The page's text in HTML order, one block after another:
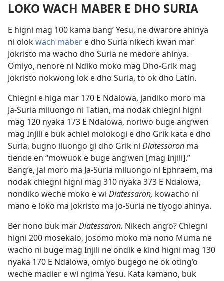
LOKO WACH MABER E DHO SURIA
E higni mag 100 kama bang’ Yesu, ne dwarore ahinya
ni olokwach maber e dho Suria nikech kwan mar
Jokristo ma wacho dho Suria ne medore ahinya.
Omiyo, nenore ni Ndiko moko mag Dho-Grik mag
Jokristo nokwong lok e dho Suria, to ok dho Latin.
Chiegni e higa mar 170 E Ndalowa, jandiko moro ma
Ja-Suria miluongo ni Tatian, ma nodak chiegni higni
mag 120 nyaka 173 E Ndalowa, noriwo buge ang’wen
mag Injili e buk achiel molokogi e dho Grik kata e dho
Suria, bugno iluongo gi dho Grik ni Diatessaron ma
tiende en “mowuok e buge ang’wen [mag Injili].”
Bang’e, jal moro ma Ja-Suria miluongo ni Ephraem, ma
nodak chiegni higni mag 310 nyaka 373 E Ndalowa,
nondiko weche moko e wi Diatessaron, kowacho ni
mano e loko ma Jokristo ma Jo-Suria ne tiyogo ahinya.
Ber nono buk marDiatessaron. Nikech ang’o? Chiegni
higni 200 mosekalo, josomo moko ma nono Muma ne
wacho ni buge mag Injili ne ondik e kind higni mag 130
nyaka 170 E Ndalowa, omiyo bugego ne ok oting’o
weche madier e wi ngima Yesu. Kata kamano, buk